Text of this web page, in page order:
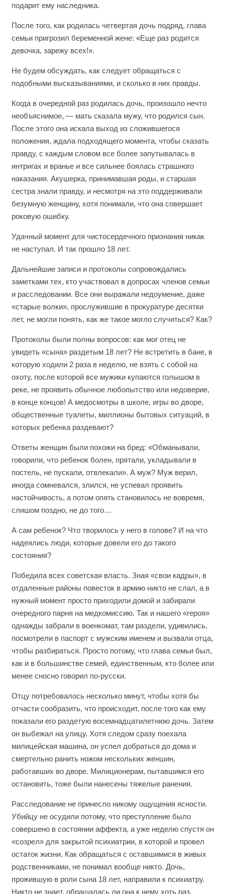
подарит ему наследника.
После того, как родилась четвертая дочь подряд, глава
семьи пригрозил беременной жене: «Еще раз родится
девочка, зарежу всех!».
Не будем обсуждать, как следует обращаться с
подобными высказываниями, и сколько в них правды.
Когда в очередной раз родилась дочь, произошло нечто
необъяснимое, — мать сказала мужу, что родился сын.
После этого она искала выход из сложившегося
положения, ждала подходящего момента, чтобы сказать
правду, с каждым словом все более запутывалась в
интригах и вранье и все сильнее боялась страшного
наказания. Акушерка, принимавшая роды, и старшая
сестра знали правду, и несмотря на это поддерживали
безумную женщину, хотя понимали, что она совершает
роковую ошибку.
Удачный момент для чистосердечного признания никак
не наступал. И так прошло 18 лет.
Дальнейшие записи и протоколы сопровождались
заметками тех, кто участвовал в допросах членов семьи
и расследовании. Все они выражали недоумение, даже
«старые волки», прослужившие в прокуратуре десятки
лет, не могли понять, как же такое могло случиться? Как?
Протоколы были полны вопросов: как мог отец не
увидеть «сына» раздетым 18 лет? Не встретить в бане, в
которую ходили 2 раза в неделю, не взять с собой на
охоту, после которой все мужики купаются голышом в
реке, не проявить обычное любопытство или недоверие,
в конце концов! А медосмотры в школе, игры во дворе,
общественные туалеты, миллионы бытовых ситуаций, в
которых ребенка раздевают?
Ответы женщин были похожи на бред: «Обманывали,
говорили, что ребенок болен, прятали, укладывали в
постель, не пускали, отвлекали». А муж? Муж верил,
иногда сомневался, злился, не успевал проявить
настойчивость, а потом опять становилось не вовремя,
слишом поздно, не до того…
А сам ребенок? Что творилось у него в голове? И на что
надеялись люди, которые довели его до такого
состояния?
Победила всех советская власть. Зная «свои кадры», в
отдаленные районы повесток в армию никто не слал, а в
нужный момент просто приходили домой и забирали
очередного парня на медкомиссию. Так и нашего «героя»
однажды забрали в военкомат, там раздели, удивились,
посмотрели в паспорт с мужским именем и вызвали отца,
чтобы разбираться. Просто потому, что глава семьи был,
как и в большинстве семей, единственным, кто более или
менее сносно говорил по-русски.
Отцу потребовалось несколько минут, чтобы хотя бы
отчасти сообразить, что происходит, после того как ему
показали его раздетую восемнадцатилетнюю дочь. Затем
он выбежал на улицу. Хотя следом сразу поехала
милицейская машина, он успел добраться до дома и
смертельно ранить ножом нескольких женшин,
работавших во дворе. Милиционерам, пытавшимся его
остановить, тоже были нанесены тяжелые ранения.
Расследование не принесло никому ощущения ясности.
Убийцу не осудили потому, что преступление было
совершено в состоянии аффекта, а уже неделю спустя он
«созрел» для закрытой психиатрии, в которой и провел
остаток жизни. Как обращаться с оставшимися в живых
родственниками, не понимал вообще никто. Дочь,
прожившую в роли сына 18 лет, направили к психиатру.
Никто не знает, обращалась ли она к нему хоть раз.